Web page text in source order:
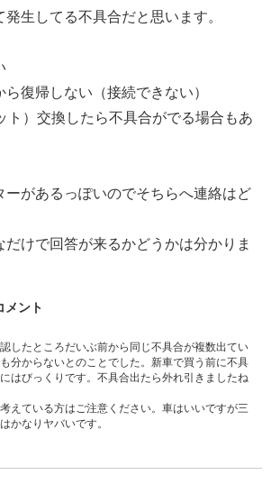
生してる不具合だと思います。
ら復帰しない（接続できない）
ト）交換したら不具合がでる場合もあ
ーがあるっぽいのでそちらへ連絡はど
だけで回答が来るかどうかは分かりま
メント
したところだいぶ前から同じ不具合が複数出てい
分からないとのことでした。新車で買う前に不具
はびっくりです。不具合出たら外れ引きましたね
えている方はご注意ください。車はいいですが三
かなりヤバいです。